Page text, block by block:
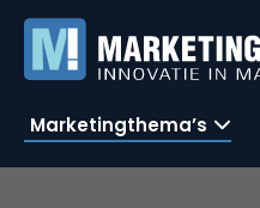
Marketingthema’s